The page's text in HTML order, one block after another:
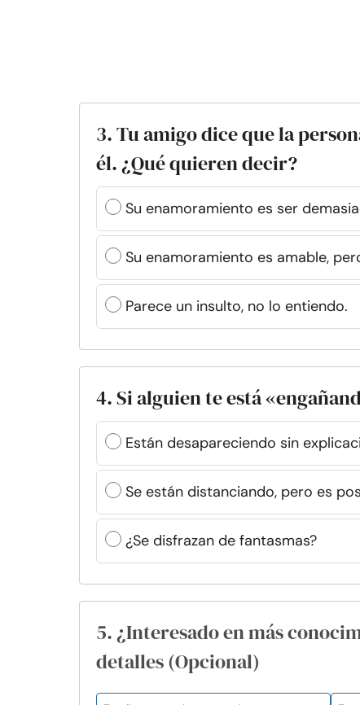
3. Tu amigo dice que la
él. ¿Qué quieren decir?
Su enamoramiento es ser
Su enamoramiento es amable,
Parece un insulto, no lo entiendo.
4. Si alguien te está
Están desapareciendo sin
Se están distanciando, pero es
¿Se disfrazan de fantasmas?
5. ¿Interesado en más
detalles (Opcional)